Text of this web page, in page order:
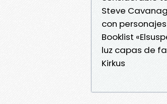
Steve
con
Booklist
luz capas de
Kirkus